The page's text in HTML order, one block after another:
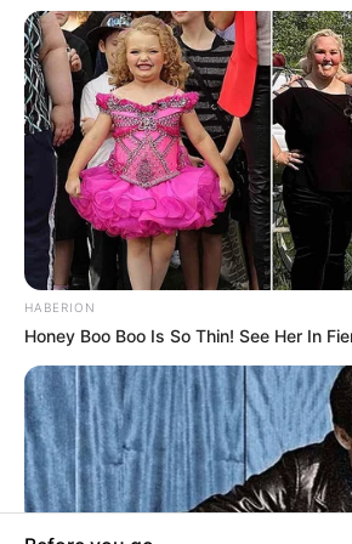
Manage Consent
To provide the best experiences, we use
and/or access device information. Consenting to
allow us to process data such as browsing
site. Not consenting or withdrawing consent, may
Нам пишуть
Партнерські матеріали
Події
Політика
Спорт
Схеми
НАПИШIТЬ НАМ
[everest_form id="165"]
HABERION
Honey Boo Boo Is So Thin! See Her In